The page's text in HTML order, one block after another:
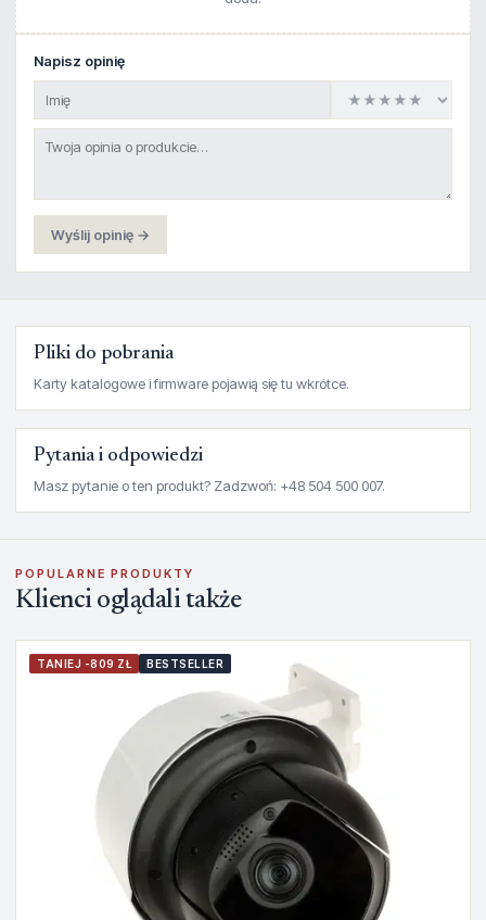
Napisz opinię
Wyślij opinię →
Pliki do pobrania
Karty katalogowe i firmware pojawią się tu wkrótce.
Pytania i odpowiedzi
Masz pytanie o ten produkt? Zadzwoń: +48 504 500 007.
POPULARNE PRODUKTY
Klienci oglądali także
TANIEJ -809 ZŁ BESTSELLER